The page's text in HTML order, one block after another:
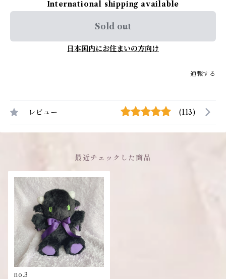
International shipping available
Sold out
日本国内にお住まいの方向け
通報する
レビュー (113)
最近チェックした商品
no.3